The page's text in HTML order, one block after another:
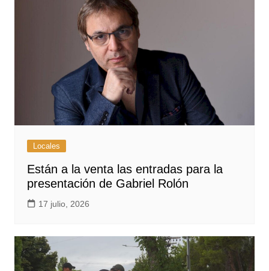
Locales
Están a la venta las entradas para la
presentación de Gabriel Rolón
17 julio, 2026